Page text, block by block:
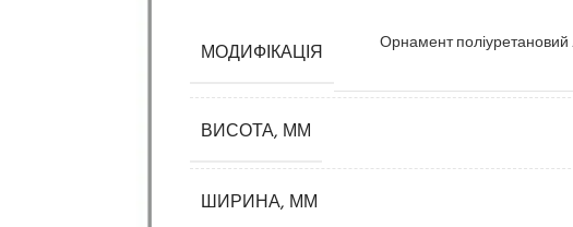
МОДИФІКАЦІЯ
Орнамент
ВИСОТА, ММ
ШИРИНА, ММ